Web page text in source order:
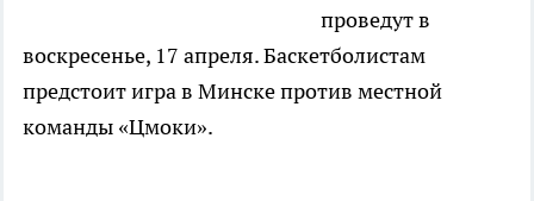
проведут в
воскресенье, 17 апреля. Баскетболистам
предстоит игра в Минске против местной
команды «Цмоки».